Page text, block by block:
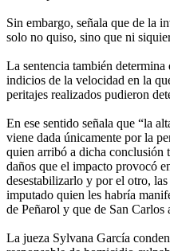
Sin embargo, señala que de la
solo no quiso, sino que ni
La sentencia también
indicios de la velocidad en la
peritajes realizados pudieron
En ese sentido señala que “la
viene dada únicamente por la
quien arribó a dicha conclusión
daños que el impacto provocó
desestabilizarlo y por el otro,
imputado quien les habría
de Peñarol y que de San
La jueza Sylvana García